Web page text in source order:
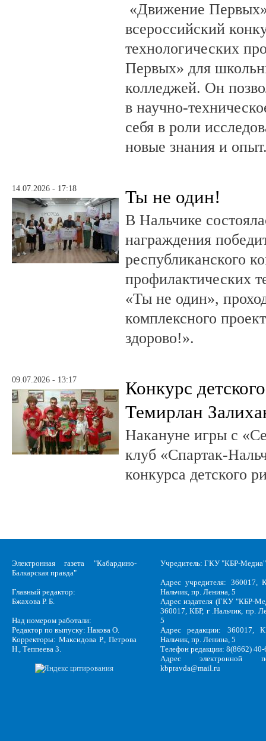
«Движение Первых»
всероссийский
технологических
Первых» для
колледжей. Он
в научно-
себя в роли
новые знания и
14.07.2026 - 17:18 Ты не один!
В Нальчике
награждения
республиканского
профилактических
«Ты не один»,
комплексного
здорово!».
09.07.2026 - 13:17
Конкурс
Темирлан
Накануне игры с
клуб «Спартак-
конкурса детского
Электронная газета "Кабардино-
Балкарская правда"
Главный редактор:
Бжахова Р. Б.
Над номером работали:
Редактор по выпуску: Накова О.
Корректоры: Максидова Р., Петрова
Н., Теппеева З.
Учредитель: ГКУ "КБР-Медиа"
Адрес учредителя: 360017,
Нальчик, пр. Ленина, 5
Адрес издателя (ГКУ "КБР-
360017, КБР, г .Нальчик, пр.
5
Адрес редакции: 360017,
Нальчик, пр. Ленина, 5
Телефон редакции: 8(8662)
Адрес электронной
kbpravda@mail.ru